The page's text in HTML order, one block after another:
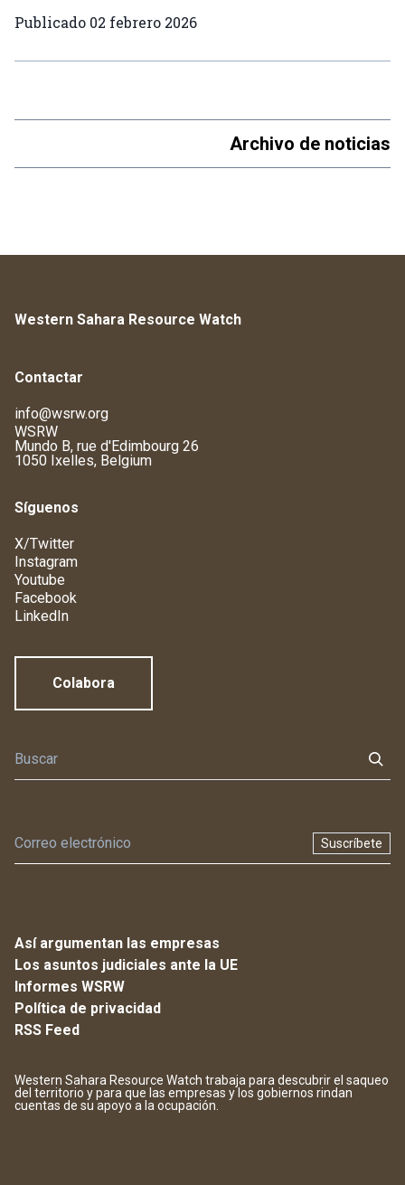
Publicado 02 febrero 2026
Archivo de noticias
Western Sahara Resource Watch
Contactar
info@wsrw.org
WSRW
Mundo B, rue d'Edimbourg 26
1050 Ixelles, Belgium
Síguenos
X/Twitter
Instagram
Youtube
Facebook
LinkedIn
Colabora
Suscríbete
Así argumentan las empresas
Los asuntos judiciales ante la UE
Informes WSRW
Política de privacidad
RSS Feed
Western Sahara Resource Watch trabaja para descubrir el saqueo
del territorio y para que las empresas y los gobiernos rindan
cuentas de su apoyo a la ocupación.